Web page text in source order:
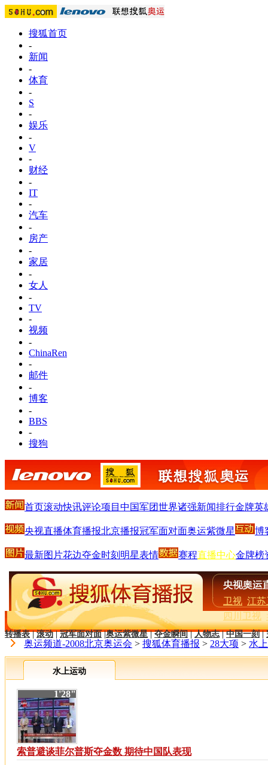
搜狐首页
-
新闻
-
体育
-
S
-
娱乐
-
V
-
财经
-
IT
-
汽车
-
房产
-
家居
-
女人
-
TV
-
视频
-
ChinaRen
-
邮件
-
博客
-
BBS
-
搜狗
首页滚动快讯评论项目 中国军团世界诸强新闻排行金牌英
央视直播体育播报北京播报冠军面对面奥运紫微星 博
最新图片花边夺金时刻 明星表情 赛程直播中心金牌榜
卫视 江
四川卫视
转播表|滚动|冠军面对面|奥运紫微星|夺金瞬间|人物志|中国一刻|
奥运频道-2008北京奥运会 > 搜狐体育播报 > 28大项 > 水
水上运动
1'28"
索普避谈菲尔普斯夺金数 期待中国队表现